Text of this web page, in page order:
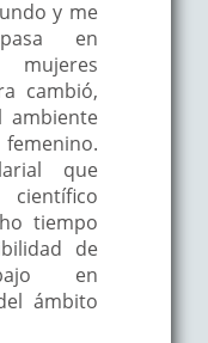
y me
en
mujeres
cambió,
ambiente
que
tiempo
de
en
ámbito